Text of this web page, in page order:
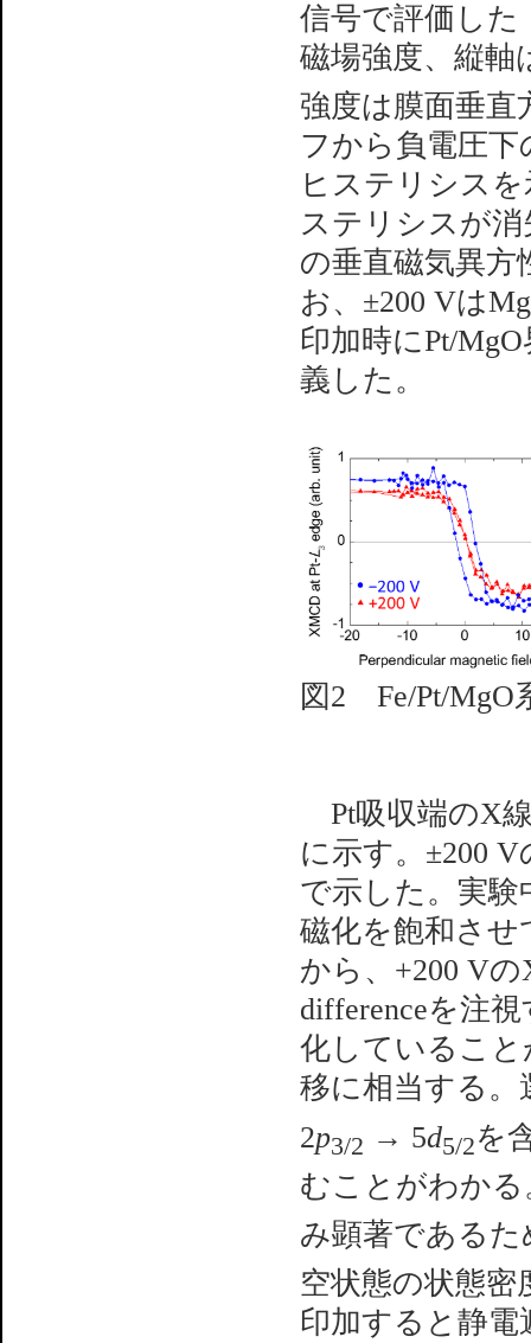
信号で評価した
磁場強度、縦軸
強度は膜面垂直
フから負電圧
ヒステリシス
ステリシスが消
の垂直磁気異
お、±200 Vは
印加時にPt/
義した。
図2 Fe/Pt/MgO
Pt吸収端のX
に示す。±200
で示した。実験
磁化を飽和させ
から、+200 V
differenceを注
化しているこ
移に相当する。
2p3/2 → 5d5/2を
むことがわかる
み顕著であるた
空状態の状態
印加すると静電